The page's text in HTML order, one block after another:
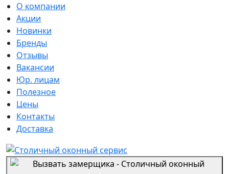
О компании
Акции
Новинки
Бренды
Отзывы
Вакансии
Юр. лицам
Полезное
Цены
Контакты
Доставка